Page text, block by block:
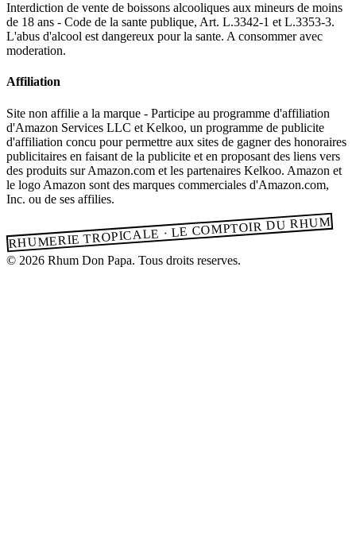
Interdiction de vente de boissons alcooliques aux mineurs de moins
de 18 ans - Code de la sante publique, Art. L.3342-1 et L.3353-3.
L'abus d'alcool est dangereux pour la sante. A consommer avec
moderation.
Affiliation
Site non affilie a la marque - Participe au programme d'affiliation
d'Amazon Services LLC et Kelkoo, un programme de publicite
d'affiliation concu pour permettre aux sites de gagner des honoraires
publicitaires en faisant de la publicite et en proposant des liens vers
des produits sur Amazon.com et les partenaires Kelkoo. Amazon et
le logo Amazon sont des marques commerciales d'Amazon.com,
Inc. ou de ses affilies.
RHUMERIE TROPICALE · LE COMPTOIR DU RHUM
© 2026 Rhum Don Papa. Tous droits reserves.